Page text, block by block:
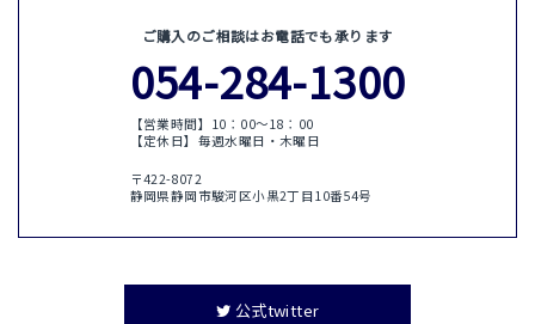
ご購入のご相談はお電話でも承ります
054-284-1300
【営業時間】10：00〜18：00
【定休日】毎週水曜日・木曜日
〒422-8072
静岡県静岡市駿河区小黒2丁目10番54号
公式twitter